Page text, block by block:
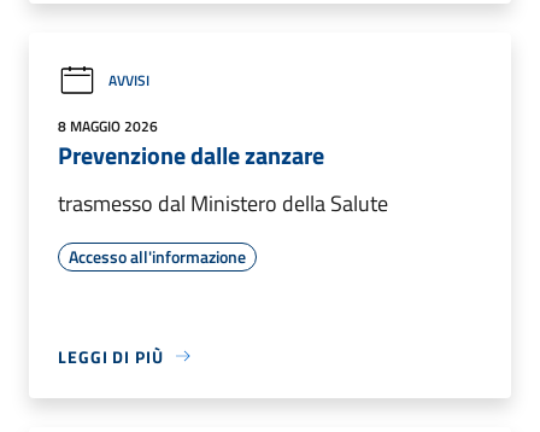
AVVISI
8 MAGGIO 2026
Prevenzione dalle zanzare
trasmesso dal Ministero della Salute
Accesso all'informazione
LEGGI DI PIÙ